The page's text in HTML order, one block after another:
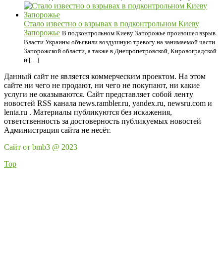
Стало известно о взрывах в подконтрольном Киеву
Запорожье В подконтрольном Киеву Запорожье произошел взрыв.
Власти Украины объявили воздушную тревогу на занимаемой части
Запорожской области, а также в Днепропетровской, Кировоградской
и […]
Данный сайт не является коммерческим проектом. На этом
сайте ни чего не продают, ни чего не покупают, ни какие
услуги не оказываются. Сайт представляет собой ленту
новостей RSS канала news.rambler.ru, yandex.ru, newsru.com и
lenta.ru . Материалы публикуются без искажения,
ответственность за достоверность публикуемых новостей
Администрация сайта не несёт.
Сайт от bmb3 @ 2023
Top